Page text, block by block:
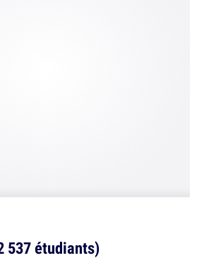
537 étudiants)